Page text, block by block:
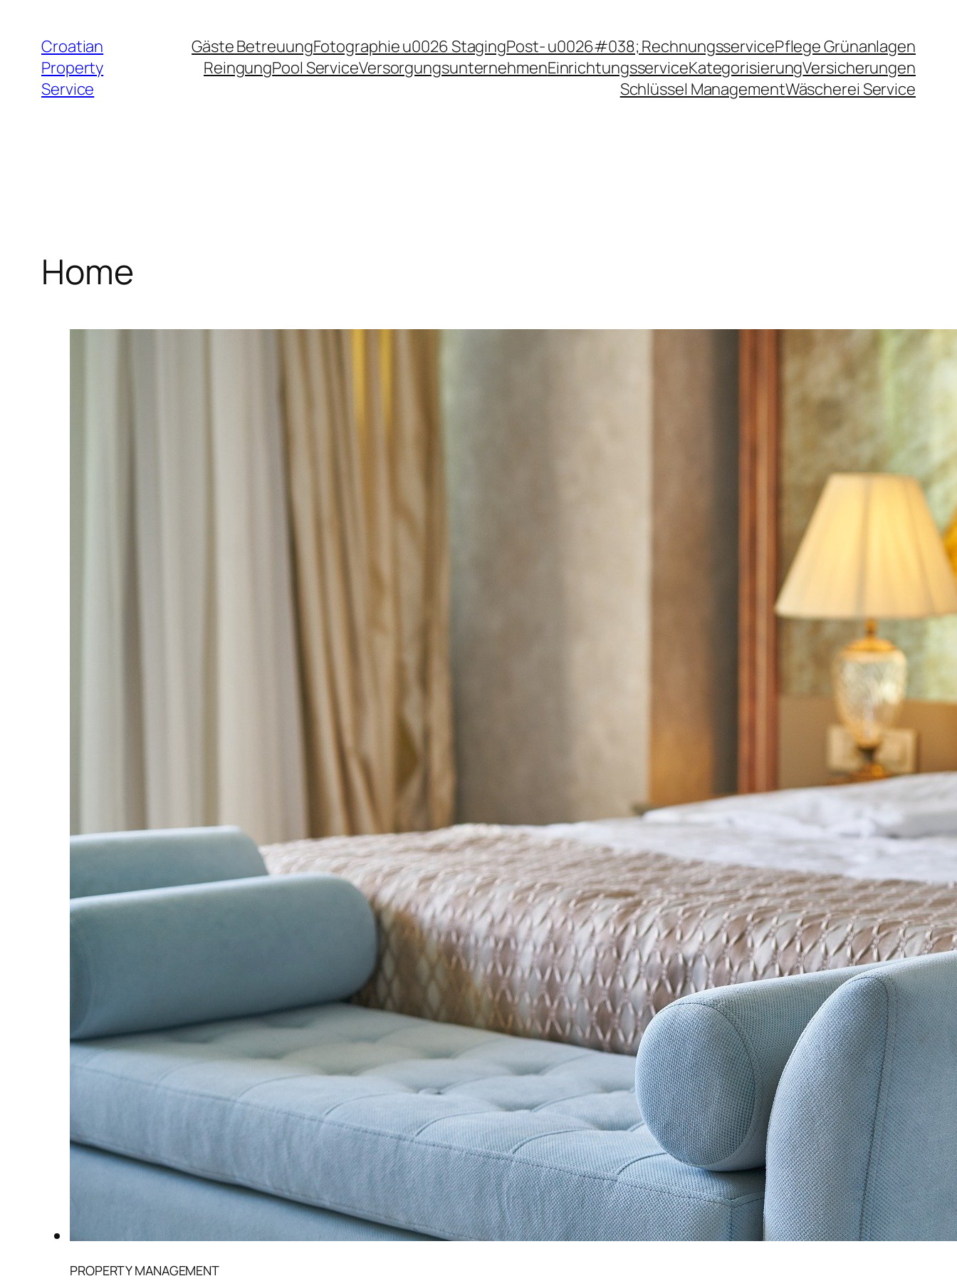
Inhalt
springen
Croatian
Property
Service
Gäste BetreuungFotographie u0026 StagingPost- u0026#038; RechnungsservicePflege Grünanlagen
ReingungPool ServiceVersorgungsunternehmenEinrichtungsserviceKategorisierungVersicherungen
Schlüssel ManagementWäscherei Service
Home
PROPERTY MANAGEMENT